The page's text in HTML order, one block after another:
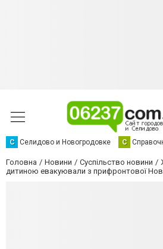
С Селидово и Новогродовке С
Головна Новини Суспільство новини
дитиною евакуювали з прифронтової